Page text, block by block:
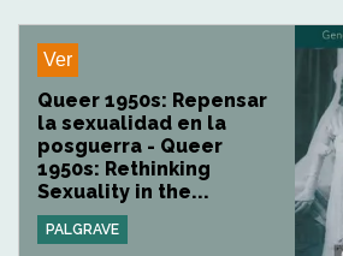
Ver
Queer 1950s: Repensar
la sexualidad en la
posguerra - Queer
1950s: Rethinking
Sexuality in the...
PALGRAVE